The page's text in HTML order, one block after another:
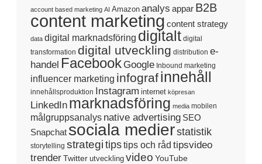
account based marketing AI Amazon analys appar B2B
content marketing content strategy
data digital marknadsföring digitalt digital
transformation digital utveckling distribution e-
handel Facebook Google Inbound marketing
influencer marketing infografinnehåll
innehållsproduktion Instagram internet köpresan
LinkedIn marknadsföring media mobilen
målgruppsanalys native advertising SEO
Snapchat sociala medierstatistik
storytelling strategi tipstips och råd tipsvideo
trenderTwitter utveckling video YouTube